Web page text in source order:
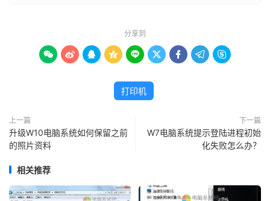
分享到
        
打印机
上一篇
升级W10电脑系统如何保留之前
的照片资料
下一篇
W7电脑系统提示登陆进程初始
化失败怎么办？
相关推荐